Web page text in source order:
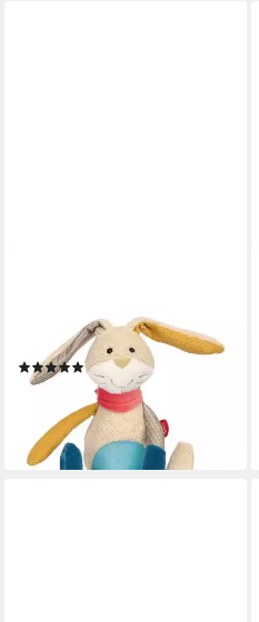
Sweety für Babys und Kinder
Unisex (1-St)
(1)
ab 29,95 €
lieferbar - in 3-4 Werktagen bei dir